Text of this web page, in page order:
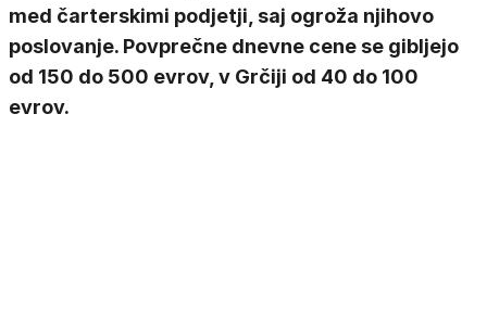
med čarterskimi podjetji, saj ogroža njihovo
poslovanje. Povprečne dnevne cene se gibljejo
od 150 do 500 evrov, v Grčiji od 40 do 100
evrov.